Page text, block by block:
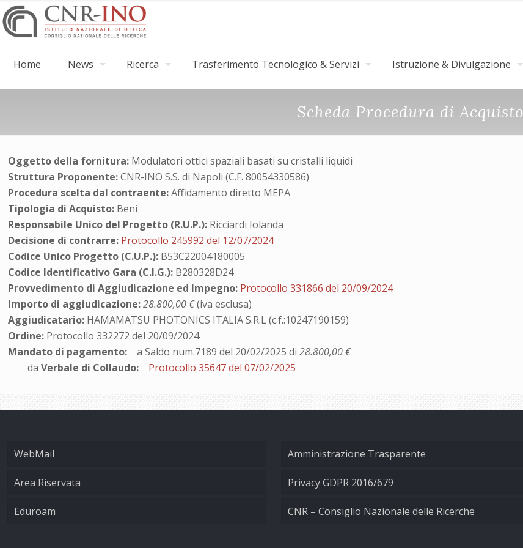
Home News Ricerca Trasferimento Tecnologico & Servizi Istruzione & Divulgazione
Scheda Procedura di Acquisto
Oggetto della fornitura: Modulatori ottici spaziali basati su cristalli liquidi
Struttura Proponente:CNR-INO S.S. di Napoli (C.F. 80054330586)
Procedura scelta dal contraente:Affidamento diretto MEPA
Tipologia di Acquisto: Beni
Responsabile Unico del Progetto (R.U.P.): Ricciardi Iolanda
Decisione di contrarre: Protocollo 245992 del 12/07/2024
Codice Unico Progetto (C.U.P.): B53C22004180005
Codice Identificativo Gara (C.I.G.): B280328D24
Provvedimento di Aggiudicazione ed Impegno: Protocollo 331866 del 20/09/2024
Importo di aggiudicazione: 28.800,00 €(iva esclusa)
Aggiudicatario: HAMAMATSU PHOTONICS ITALIA S.R.L (c.f.:10247190159)
Ordine: Protocollo 332272 del 20/09/2024
Mandato di pagamento: a Saldo num.7189 del 20/02/2025 di28.800,00 €
daVerbale di Collaudo: Protocollo 35647 del 07/02/2025
WebMail
Area Riservata
Eduroam
Amministrazione Trasparente
Privacy GDPR 2016/679
CNR – Consiglio Nazionale delle Ricerche